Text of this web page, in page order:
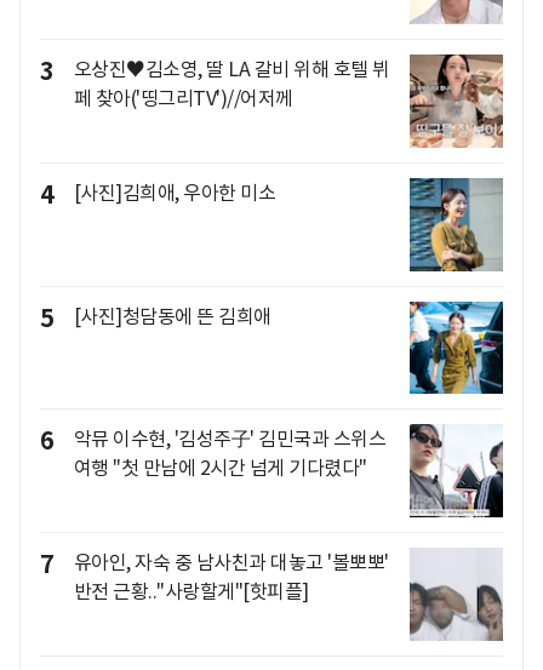
3
오상진♥김소영, 딸 LA 갈비 위해 호텔 뷔
페 찾아('띵그리TV')//어저께
4 [사진]김희애, 우아한 미소
5 [사진]청담동에 뜬 김희애
6
악뮤 이수현, '김성주子' 김민국과 스위스
여행 "첫 만남에 2시간 넘게 기다렸다"
7
유아인, 자숙 중 남사친과 대놓고 '볼뽀뽀'
반전 근황.."사랑할게"[핫피플]